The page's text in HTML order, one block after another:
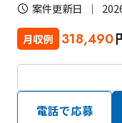
案件更新日
月収例 318,490
電話で応募